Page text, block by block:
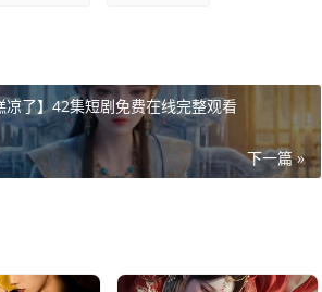
凉了】42集短剧免费在线完整观看
下一篇 »